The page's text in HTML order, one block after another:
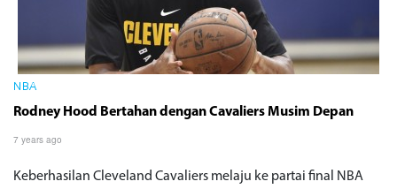
NBA
Rodney Hood Bertahan dengan Cavaliers Musim Depan
7 years ago
Keberhasilan Cleveland Cavaliers melaju ke partai final NBA